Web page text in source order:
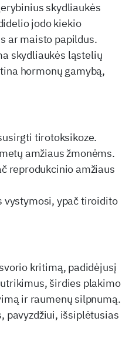
skydliaukės
jodo kiekio
ar maisto papildus.
skydliaukės ląstelių
hormonų gamybą,
tirotoksikoze.
amžiaus žmonėms.
reprodukcinio amžiaus
vystymosi, ypač tiroidito
kritimą, padidėjusį
širdies plakimo
ir raumenų silpnumą.
pavyzdžiui, išsiplėtusias